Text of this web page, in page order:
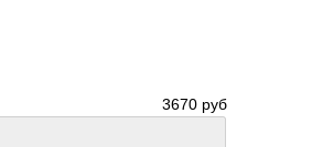
3670 руб